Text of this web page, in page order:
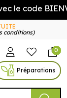
code
conditions)
la Pharmacie
0
Préparations